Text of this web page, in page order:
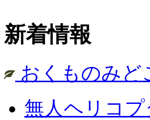
新着情報
おくものみど
無人ヘリコ